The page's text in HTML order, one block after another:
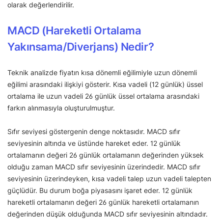
olarak değerlendirilir.
MACD (Hareketli Ortalama
Yakınsama/Diverjans) Nedir?
Teknik analizde fiyatın kısa dönemli eğilimiyle uzun dönemli
eğilimi arasındaki ilişkiyi gösterir. Kısa vadeli (12 günlük) üssel
ortalama ile uzun vadeli 26 günlük üssel ortalama arasındaki
farkın alınmasıyla oluşturulmuştur.
Sıfır seviyesi göstergenin denge noktasıdır. MACD sıfır
seviyesinin altında ve üstünde hareket eder. 12 günlük
ortalamanın değeri 26 günlük ortalamanın değerinden yüksek
olduğu zaman MACD sıfır seviyesinin üzerindedir. MACD sıfır
seviyesinin üzerindeyken, kısa vadeli talep uzun vadeli talepten
güçlüdür. Bu durum boğa piyasasını işaret eder. 12 günlük
hareketli ortalamanın değeri 26 günlük hareketli ortalamanın
değerinden düşük olduğunda MACD sıfır seviyesinin altındadır.